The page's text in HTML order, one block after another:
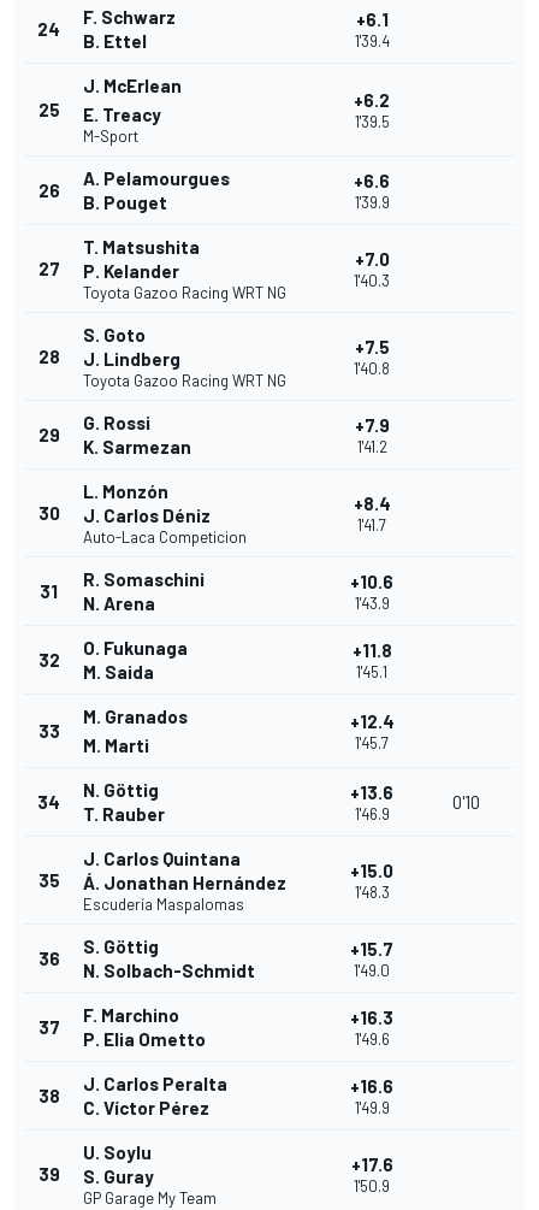
24
F. Schwarz
B. Ettel
+6.1
1'39.4
25
J. McErlean
E. Treacy
M-Sport
+6.2
1'39.5
26
A. Pelamourgues
B. Pouget
+6.6
1'39.9
27
T. Matsushita
P. Kelander
Toyota Gazoo Racing WRT NG
+7.0
1'40.3
28
S. Goto
J. Lindberg
Toyota Gazoo Racing WRT NG
+7.5
1'40.8
29
G. Rossi
K. Sarmezan
+7.9
1'41.2
30
L. Monzón
J. Carlos Déniz
Auto-Laca Competicion
+8.4
1'41.7
31
R. Somaschini
N. Arena
+10.6
1'43.9
32
O. Fukunaga
M. Saida
+11.8
1'45.1
33
M. Granados
M. Marti
+12.4
1'45.7
34
N. Göttig
T. Rauber
+13.6
1'46.9
0'10
35
J. Carlos Quintana
Á. Jonathan Hernández
Escudería Maspalomas
+15.0
1'48.3
36
S. Göttig
N. Solbach-Schmidt
+15.7
1'49.0
37
F. Marchino
P. Elia Ometto
+16.3
1'49.6
38
J. Carlos Peralta
C. Víctor Pérez
+16.6
1'49.9
39
U. Soylu
S. Guray
GP Garage My Team
+17.6
1'50.9